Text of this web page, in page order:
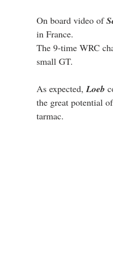
On board video of
in France.
The 9-time WRC
small GT.
As expected, Loeb
the great potential
tarmac.